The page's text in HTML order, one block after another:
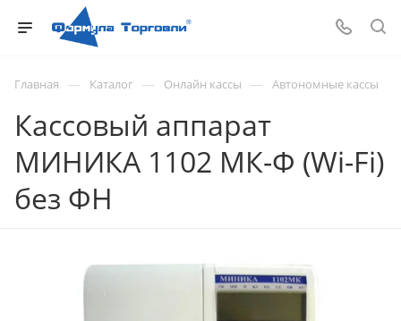
Главная — Каталог — Онлайн кассы — Автономные кассы
Кассовый аппарат
МИНИКА 1102 МК-Ф (Wi-Fi)
без ФН